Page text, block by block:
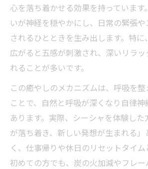
静寂に溶け込むシーシャの
心と体に寄り添うシーシャの祈
シーシャの祈りが心に届く
シーシャ体験で得られる心
祈りとシーシャの融合によ
き
心を整えるシーシャの体験談
忙しい日々を癒す香り高きシー
シーシャの香りが日々の疲
心を落ち着かせる効果を持っています
いが神経を穏やかにし、日常の緊張
されるひとときを生み出します。特
広がると五感が刺激され、深いリラ
れることが多いです。
この癒やしのメカニズムは、呼吸を
ことで、自然と呼吸が深くなり自律
あります。実際、シーシャを体験した
が落ち着き、新しい発想が生まれる
く、仕事帰りや休日のリセットタイム
初めての方でも、炭の火加減やフレ